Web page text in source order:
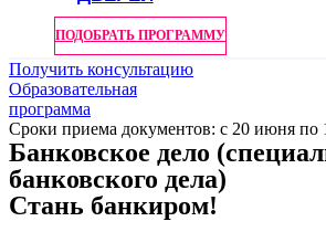
ПОДОБРАТЬ ПРОГРАММУ
Получить консультацию
Образовательная
программа
Сроки приема документов: с 20 июня по
Банковское дело
банковского дела)
Стань банкиром!